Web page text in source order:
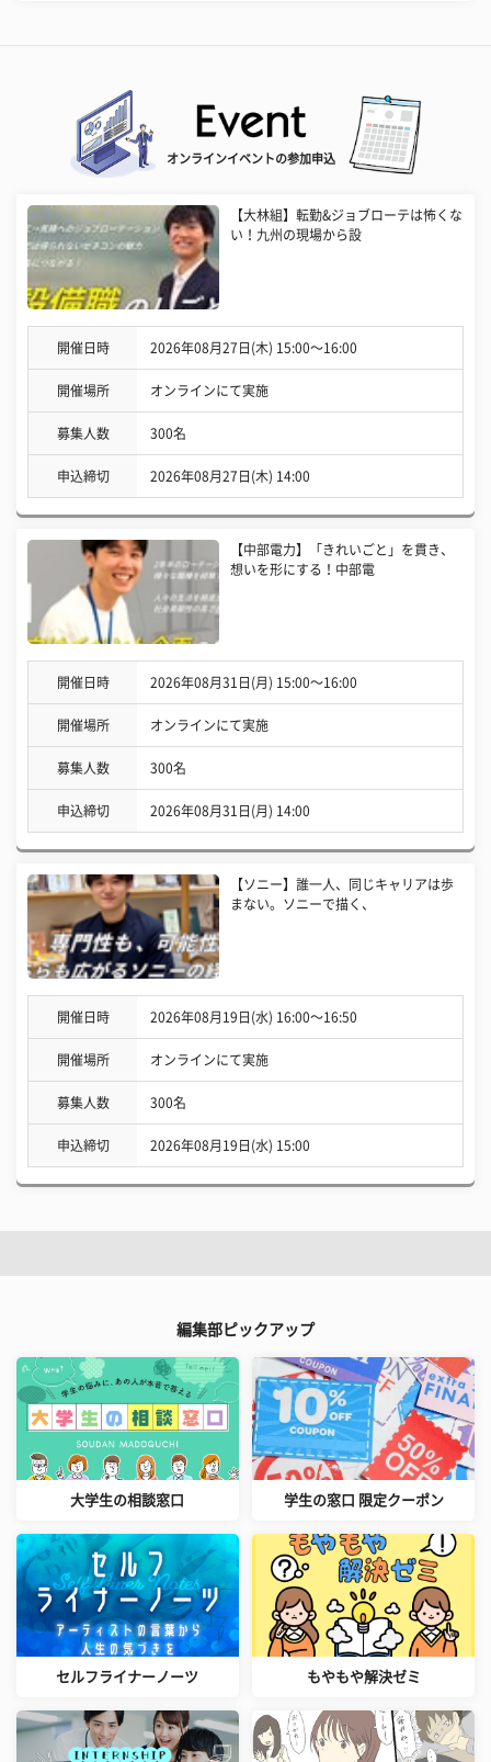
オンラインイベントの参加申込
【大林組】転勤&ジョブローテは怖くな
い！九州の現場から設
開催日時 2026年08月27日(木) 15:00〜16:00
開催場所 オンラインにて実施
募集人数 300名
申込締切 2026年08月27日(木) 14:00
【中部電力】「きれいごと」を貫き、
想いを形にする！中部電
開催日時 2026年08月31日(月) 15:00〜16:00
開催場所 オンラインにて実施
募集人数 300名
申込締切 2026年08月31日(月) 14:00
【ソニー】誰一人、同じキャリアは歩
まない。ソニーで描く、
開催日時 2026年08月19日(水) 16:00〜16:50
開催場所 オンラインにて実施
募集人数 300名
申込締切 2026年08月19日(水) 15:00
編集部ピックアップ
大学生の相談窓口 学生の窓口 限定クーポン
セルフライナーノーツ もやもや解決ゼミ